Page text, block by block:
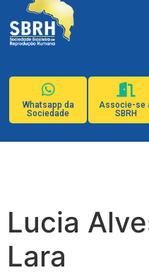
Whatsapp da
Sociedade
Associe-se
SBRH
Lucia
Lara